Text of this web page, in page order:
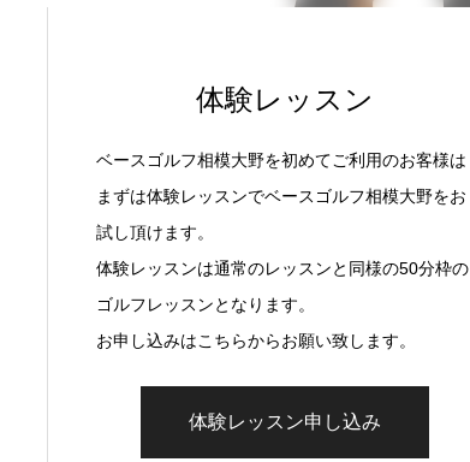
体験レッスン
ベースゴルフ相模大野を初めてご利用のお客様は
まずは体験レッスンでベースゴルフ相模大野をお
試し頂けます。
体験レッスンは通常のレッスンと同様の50分枠の
ゴルフレッスンとなります。
お申し込みはこちらからお願い致します。
体験レッスン申し込み